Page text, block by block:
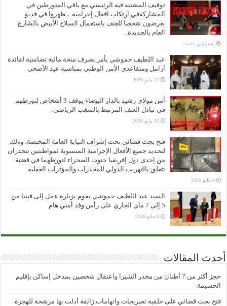
توقيف المشتبه فيه الرئيسي مع باقي المتورطين في
المشاركةفي ارتكاب افعال إجرامية..، ظهروا في فديو
يعرضون شخصا للعنف باستعمال السلاح الأبيض بالشارع
العام بالجديدة..
‏أسبوعين مضت
عبد اللطيف حموشي يأمر بصرف منحة مالية تضامنية لفائدة
أرامل ومتقاعدي الأمن الوطني بمناسبة عيد الأضحى
22 مايو 2026
أمن مولاي رشيد بالدار البيضاء يوقف 3 أشخاص لتورطهم
في تبادل العنف المرتبط بالشغب الرياضي.
10 مايو 2026
فتح بحث قضائي تحت إشراف النيابة العامة المختصة، وذلك
لتحديد جميع الأفعال الإجرامية المنسوبة لمواطنتين تنحدران
من إحدى دول إفريقيا جنوب الصحراء لتورطهما في قضية
تتعلق بالتهريب الدولي للمخدرات والمؤثرات العقلية
6 مايو 2026
السيد عبد اللطيف حموشي يقوم بزيارة عمل إلى فيينا من
5 إلى 7 ماي الجاري على رأس وفد أمني هام
6 مايو 2026
أحدث المقالات
حجز أكثر من 7 أطنان من مخدر الشيرا واعتقال شخصين بمدخل إساكن بإقليم
الحسيمة
فتح بحث قضائي على خلفية تصريحات واتهامات زائفة أدلت بها مرشحة للهجرة